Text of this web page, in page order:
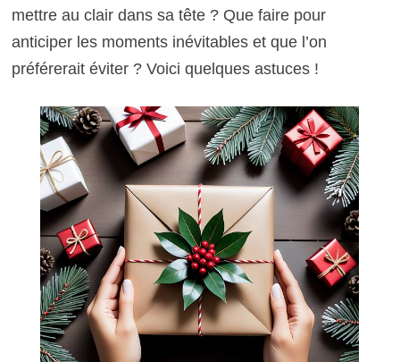
mettre au clair dans sa tête ? Que faire pour
anticiper les moments inévitables et que l’on
préférerait éviter ? Voici quelques astuces !